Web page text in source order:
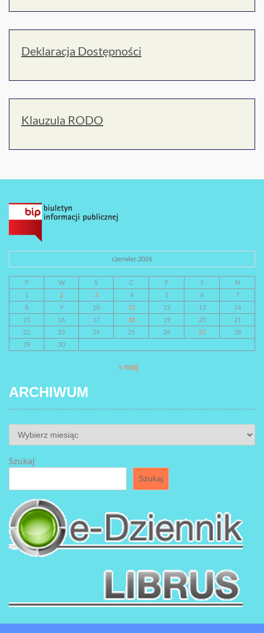
Deklaracja Dostępności
Klauzula RODO
czerwiec 2026
P W Ś C P S
N
1
2 3 4 5 6
7
8
9 10 11 12 13
14
15
16 17 18 19 20
21
22
23 24 25 26 27
28
29
30
« maj
ARCHIWUM
ARCHIWUM
Szukaj
Szukaj